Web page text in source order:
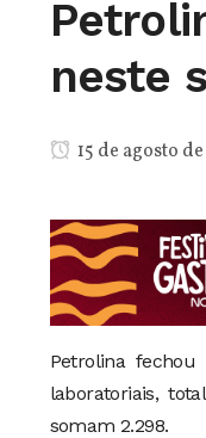
neste
15 de agosto
Petrolina
laboratoriais,
somam 2.298.